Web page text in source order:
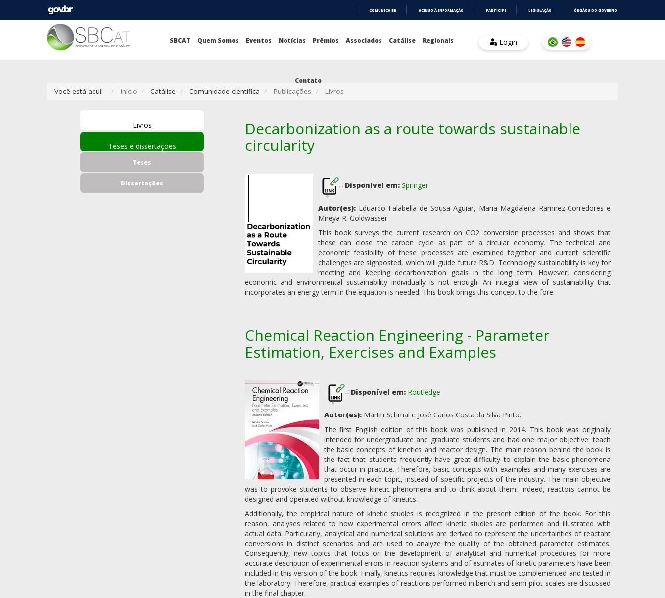
COMUNICA BR ACESSO À INFORMAÇÃO PARTICIPE LEGISLAÇÃO ÓRGÃOS DO GOVERNO
SBCAT Quem Somos Eventos Notícias Prêmios Associados Catálise Regionais
Contato
Login
Você está aqui: Início Catálise Comunidade científica Publicações Livros
Livros
Teses e dissertações
Teses
Dissertações
Decarbonization as a route towards sustainable
circularity
Disponível em: Springer
Autor(es): Eduardo Falabella de Sousa Aguiar, Maria Magdalena Ramirez-Corredores e
Mireya R. Goldwasser
This book surveys the current research on CO2 conversion processes and shows that
these can close the carbon cycle as part of a circular economy. The technical and
economic feasibility of these processes are examined together and current scientific
challenges are signposted, which will guide future R&D. Technology sustainability is key for
meeting and keeping decarbonization goals in the long term. However, considering
economic and environmental sustainability individually is not enough. An integral view of sustainability that
incorporates an energy term in the equation is needed. This book brings this concept to the fore.
Chemical Reaction Engineering - Parameter
Estimation, Exercises and Examples
Disponível em: Routledge
Autor(es):Martin Schmal e José Carlos Costa da Silva Pinto.
The first English edition of this book was published in 2014. This book was originally
intended for undergraduate and graduate students and had one major objective: teach
the basic concepts of kinetics and reactor design. The main reason behind the book is
the fact that students frequently have great difficulty to explain the basic phenomena
that occur in practice. Therefore, basic concepts with examples and many exercises are
presented in each topic, instead of specific projects of the industry. The main objective
was to provoke students to observe kinetic phenomena and to think about them. Indeed, reactors cannot be
designed and operated without knowledge of kinetics.
Additionally, the empirical nature of kinetic studies is recognized in the present edition of the book. For this
reason, analyses related to how experimental errors affect kinetic studies are performed and illustrated with
actual data. Particularly, analytical and numerical solutions are derived to represent the uncertainties of reactant
conversions in distinct scenarios and are used to analyze the quality of the obtained parameter estimates.
Consequently, new topics that focus on the development of analytical and numerical procedures for more
accurate description of experimental errors in reaction systems and of estimates of kinetic parameters have been
included in this version of the book. Finally, kinetics requires knowledge that must be complemented and tested in
the laboratory. Therefore, practical examples of reactions performed in bench and semi-pilot scales are discussed
in the final chapter.